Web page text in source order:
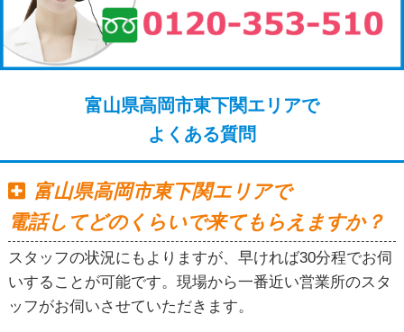
富山県高岡市東下関エリアで
よくある質問
富山県高岡市東下関エリアで
電話してどのくらいで来てもらえますか？
スタッフの状況にもよりますが、早ければ30分程でお伺
いすることが可能です。現場から一番近い営業所のスタ
ッフがお伺いさせていただきます。